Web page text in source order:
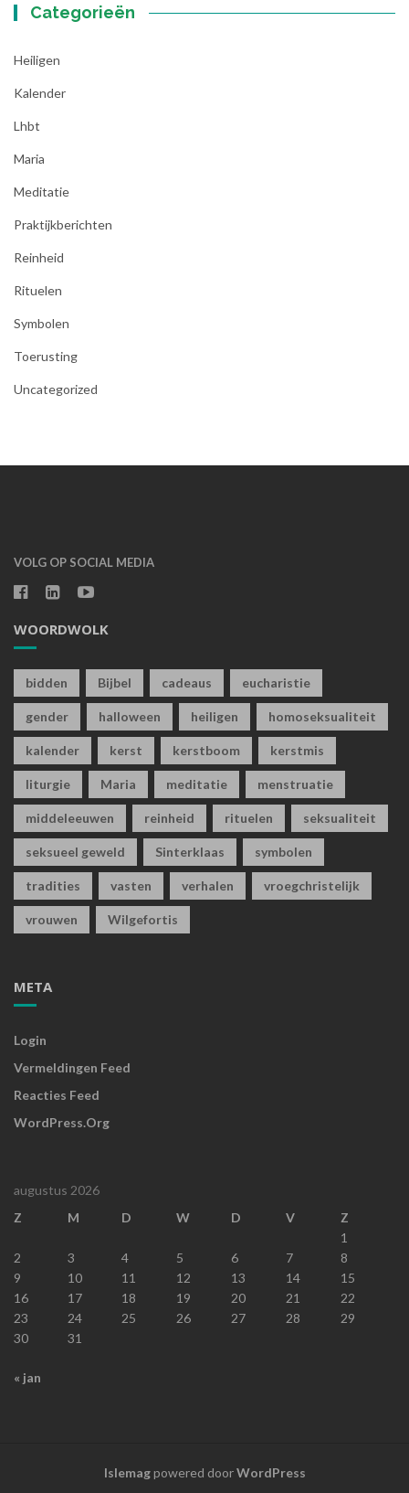
Categorieën
Heiligen
Kalender
Lhbt
Maria
Meditatie
Praktijkberichten
Reinheid
Rituelen
Symbolen
Toerusting
Uncategorized
VOLG OP SOCIAL MEDIA
WOORDWOLK
bidden Bijbel cadeaus eucharistie
gender halloween heiligen homoseksualiteit
kalender kerst kerstboom kerstmis
liturgie Maria meditatie menstruatie
middeleeuwen reinheid rituelen seksualiteit
seksueel geweld Sinterklaas symbolen
tradities vasten verhalen vroegchristelijk
vrouwen Wilgefortis
META
Login
Vermeldingen Feed
Reacties Feed
WordPress.org
augustus 2026
Z
M D W D V
Z
1
2
3 4 5 6 7
8
9
10 11 12 13 14
15
16
17 18 19 20 21
22
23
24 25 26 27 28
29
30
31
« jan
Islemagpowered doorWordPress